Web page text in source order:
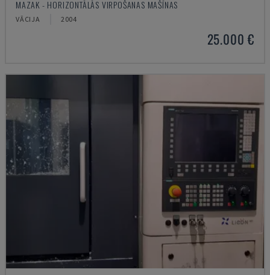
MAZAK - HORIZONTĀLĀS VIRPOŠANAS MAŠĪNAS
VĀCIJA 2004
25.000 €